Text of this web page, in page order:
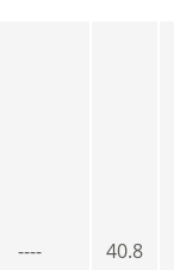
---- 40.8